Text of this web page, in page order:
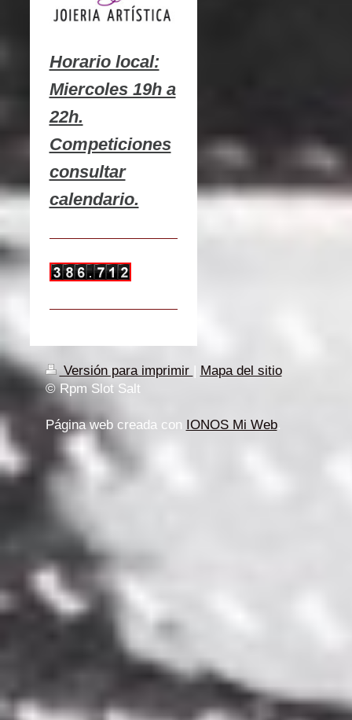
Horario local:
Miercoles 19h a
22h.
Competiciones
consultar
calendario.
Versión para imprimir | Mapa del sitio
© Rpm Slot Salt
Página web creada con IONOS Mi Web.